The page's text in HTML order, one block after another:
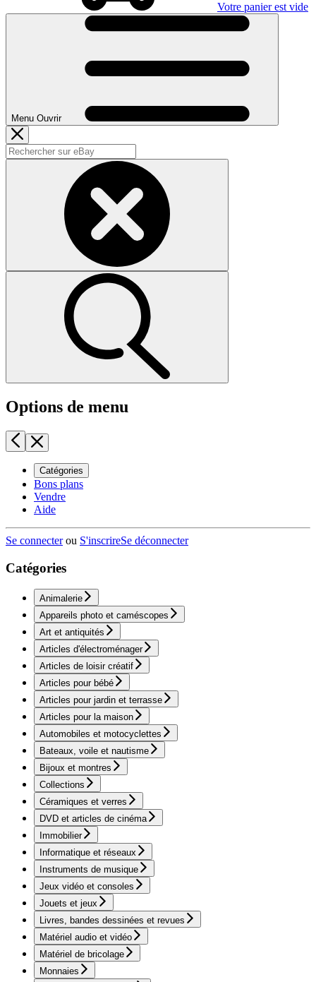
Votre panier est vide
Menu Ouvrir
Options de menu
Catégories
Bons plans
Vendre
Aide
Se connecterou S'inscrireSe déconnecter
Catégories
Animalerie
Appareils photo et caméscopes
Art et antiquités
Articles d'électroménager
Articles de loisir créatif
Articles pour bébé
Articles pour jardin et terrasse
Articles pour la maison
Automobiles et motocyclettes
Bateaux, voile et nautisme
Bijoux et montres
Collections
Céramiques et verres
DVD et articles de cinéma
Immobilier
Informatique et réseaux
Instruments de musique
Jeux vidéo et consoles
Jouets et jeux
Livres, bandes dessinées et revues
Matériel audio et vidéo
Matériel de bricolage
Monnaies